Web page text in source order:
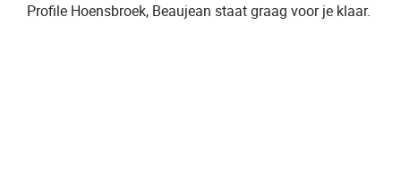
Profile Hoensbroek, Beaujean ​staat graag voor je klaar.